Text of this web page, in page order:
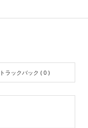
トラックバック ( 0 )